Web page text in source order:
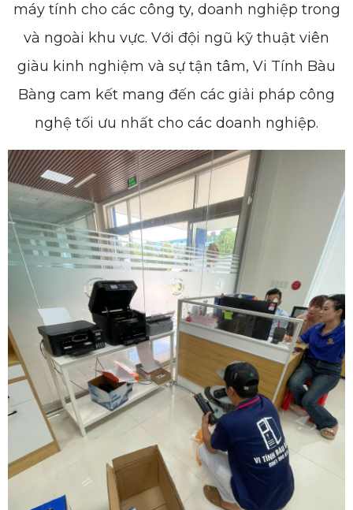
máy tính cho các công ty, doanh nghiệp trong
và ngoài khu vực. Với đội ngũ kỹ thuật viên
giàu kinh nghiệm và sự tận tâm, Vi Tính Bàu
Bàng cam kết mang đến các giải pháp công
nghệ tối ưu nhất cho các doanh nghiệp.